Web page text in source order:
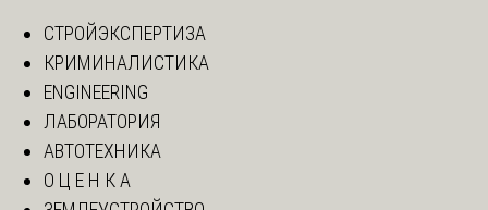
СТРОЙЭКСПЕРТИЗА
КРИМИНАЛИСТИКА
ENGINEERING
ЛАБОРАТОРИЯ
АВТОТЕХНИКА
О Ц Е Н К А